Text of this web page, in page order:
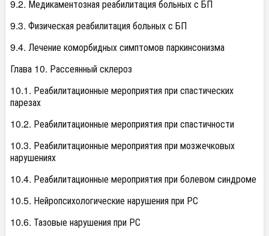
9.2. Медикаментозная реабилитация больных с БП
9.3. Физическая реабилитация больных с БП
9.4. Лечение коморбидных симптомов паркинсонизма
Глава 10. Рассеянный склероз
10.1. Реабилитационные мероприятия при спастических
парезах
10.2. Реабилитационные мероприятия при спастичности
10.3. Реабилитационные мероприятия при мозжечковых
нарушениях
10.4. Реабилитационные мероприятия при болевом синдроме
10.5. Нейропсихологические нарушения при РС
10.6. Тазовые нарушения при РС